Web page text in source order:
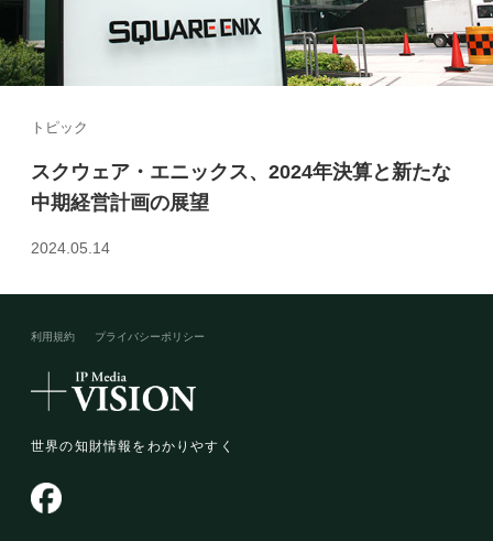
トピック
スクウェア・エニックス、2024年決算と新たな
中期経営計画の展望
2024.05.14
利用規約 プライバシーポリシー​
世界の知財情報をわかりやすく